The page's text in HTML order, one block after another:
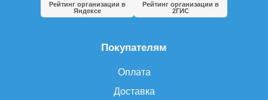
Покупателям
Оплата
Доставка
Рейтинг организации в
Яндексе
Рейтинг организации в
2ГИС